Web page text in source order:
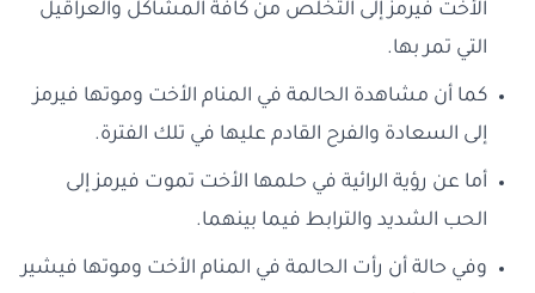
الأخت فيرمز إلى التخلص من كافة المشاكل والعراقيل
التي تمر بها.
كما أن مشاهدة الحالمة في المنام الأخت وموتها فيرمز
إلى السعادة والفرح القادم عليها في تلك الفترة.
أما عن رؤية الرائية في حلمها الأخت تموت فيرمز إلى
الحب الشديد والترابط فيما بينهما.
وفي حالة أن رأت الحالمة في المنام الأخت وموتها فيشير